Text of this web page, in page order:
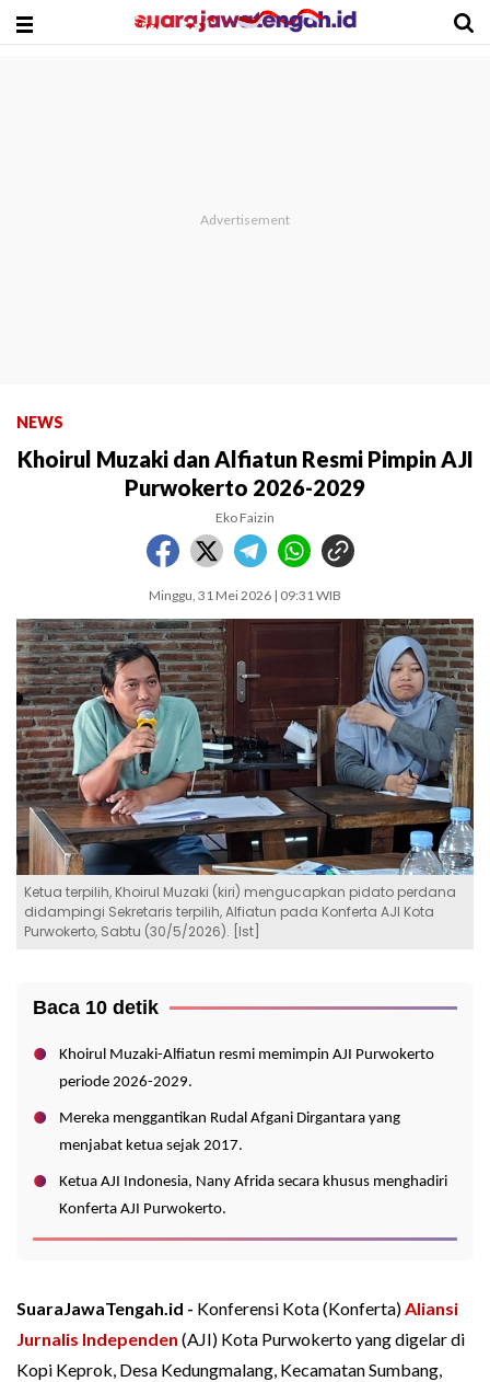
NEWS
Khoirul Muzaki dan Alfiatun Resmi Pimpin AJI
Purwokerto 2026-2029
Eko Faizin
Minggu, 31 Mei 2026 | 09:31 WIB
Ketua terpilih, Khoirul Muzaki (kiri) mengucapkan pidato perdana
didampingi Sekretaris terpilih, Alfiatun pada Konferta AJI Kota
Purwokerto, Sabtu (30/5/2026). [Ist]
Baca 10 detik
Khoirul Muzaki-Alfiatun resmi memimpin AJI Purwokerto
periode 2026-2029.
Mereka menggantikan Rudal Afgani Dirgantara yang
menjabat ketua sejak 2017.
Ketua AJI Indonesia, Nany Afrida secara khusus menghadiri
Konferta AJI Purwokerto.
SuaraJawaTengah.id - Konferensi Kota (Konferta)Aliansi
Jurnalis Independen (AJI) Kota Purwokerto yang digelar di
Kopi Keprok, Desa Kedungmalang, Kecamatan Sumbang,